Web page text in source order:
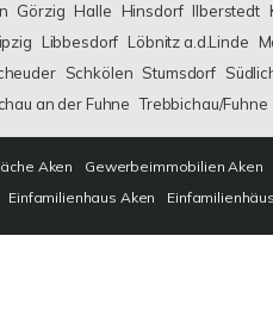
Görzig Halle Hinsdorf Ilberstedt
Libbesdorf Löbnitz a.d.Linde
Schkölen Stumsdorf
an der Fuhne Trebbichau/Fuhne
Aken Gewerbeimmobilien Aken
Einfamilienhaus Aken